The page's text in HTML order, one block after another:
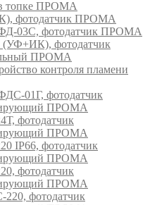
топке ПРОМА
фотодатчик ПРОМА
03С, фотодатчик ПРОМА
фотодатчик
ПРОМА
контроля пламени
01Г, фотодатчик
ПРОМА
фотодатчик
ПРОМА
IP66, фотодатчик
ПРОМА
фотодатчик
ПРОМА
фотодатчик